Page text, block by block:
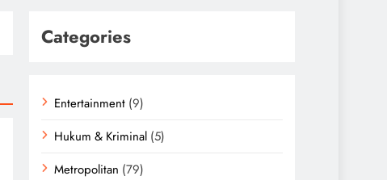
Categories
Entertainment (9)
Hukum & Kriminal (5)
Metropolitan (79)